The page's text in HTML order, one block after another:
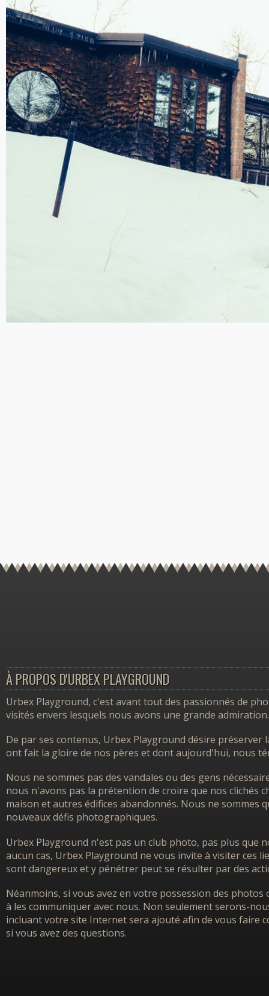
À PROPOS D'URBEX PLAYGROUND
Urbex Playground, c'est avant tout des passionnés de
visités envers lesquels nous avons une grande admiration.
De par ses contenus, Urbex Playground désire
ont fait la gloire de nos pères et dont aujourd'hui, nous
Nous ne sommes pas des vandales ou des gens
nous n'avons pas la prétention de croire que nos clichés
maison et autres édifices abandonnés. Nous ne sommes
nouveaux défis photographiques.
Urbex Playground n'est pas un club photo, pas plus que
aucun cas, Urbex Playground ne vous invite à visiter ces
sont dangereux et y pénétrer peut se résulter par des
Néanmoins, si vous avez en votre possession des
à les communiquer avec nous. Non seulement serons-
incluant votre site Internet sera ajouté afin de vous faire
si vous avez des questions.